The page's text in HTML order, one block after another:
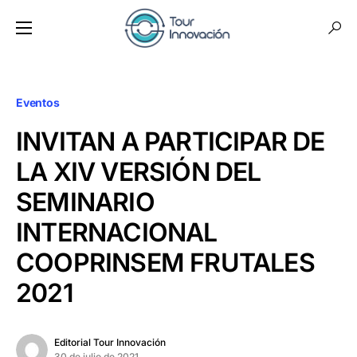
Eventos
INVITAN A PARTICIPAR DE
LA XIV VERSIÓN DEL
SEMINARIO
INTERNACIONAL
COOPRINSEM FRUTALES
2021
Editorial Tour Innovación